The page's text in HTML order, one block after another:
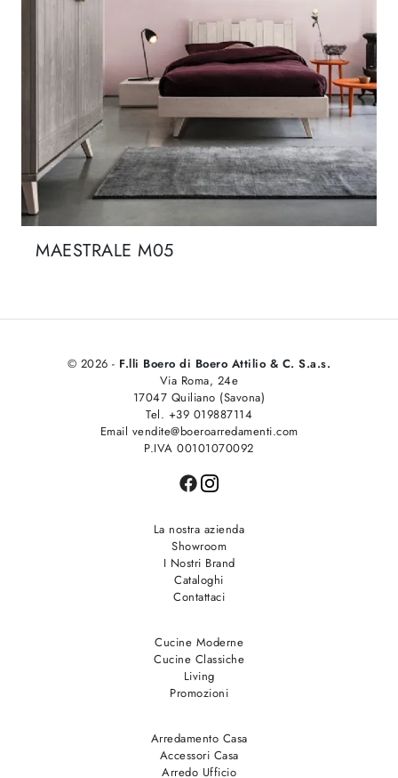
MAESTRALE M05
© 2026 - F.lli Boero di Boero Attilio & C. S.a.s.
Via Roma, 24e
17047 Quiliano (Savona)
Tel. +39 019887114
Email vendite@boeroarredamenti.com
P.IVA 00101070092
La nostra azienda
Showroom
I Nostri Brand
Cataloghi
Contattaci
Cucine Moderne
Cucine Classiche
Living
Promozioni
Arredamento Casa
Accessori Casa
Arredo Ufficio